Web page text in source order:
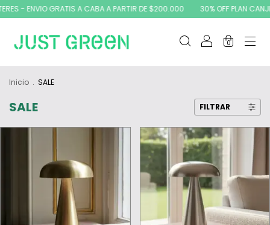
GRATIS A CABA A PARTIR DE $200.000 30% OFF PLAN CANJE - 10%
0
Inicio . SALE
SALE FILTRAR